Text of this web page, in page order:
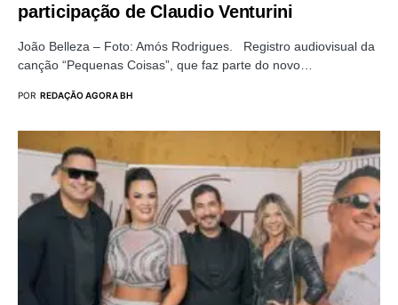
participação de Claudio Venturini
João Belleza – Foto: Amós Rodrigues. Registro audiovisual da
canção “Pequenas Coisas”, que faz parte do novo…
POR REDAÇÃO AGORA BH